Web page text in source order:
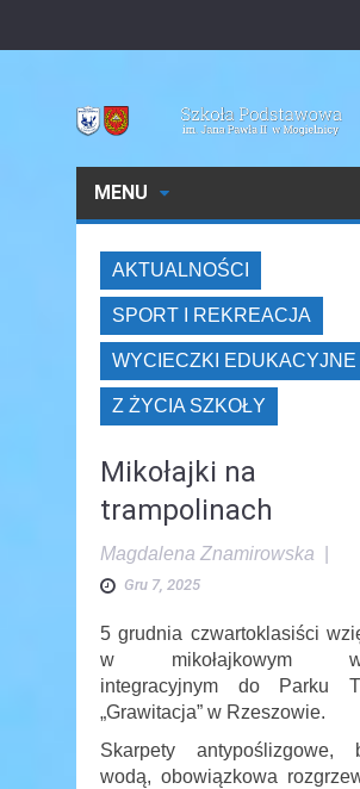
MENU
AKTUALNOŚCI
SPORT I REKREACJA
WYCIECZKI EDUKACYJNE
Z ŻYCIA SZKOŁY
Mikołajki na
trampolinach
Magdalena Znamirowska
Gru 7, 2025
5 grudnia czwartoklasiści
w mikołajkowym
integracyjnym do Parku
„Grawitacja” w Rzeszowie.
Skarpety antypoślizgowe,
wodą, obowiązkowa